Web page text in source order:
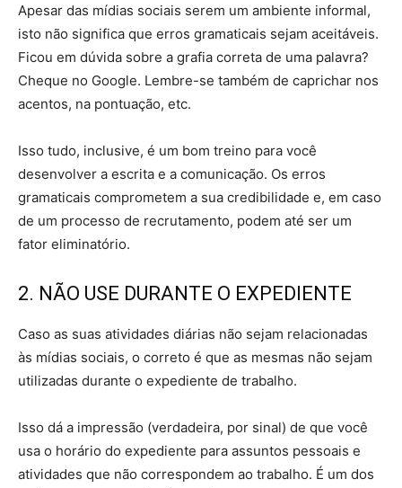
Apesar das mídias sociais serem um ambiente informal,
isto não significa que erros gramaticais sejam aceitáveis.
Ficou em dúvida sobre a grafia correta de uma palavra?
Cheque no Google. Lembre-se também de caprichar nos
acentos, na pontuação, etc.
Isso tudo, inclusive, é um bom treino para você
desenvolver a escrita e a comunicação. Os erros
gramaticais comprometem a sua credibilidade e, em caso
de um processo de recrutamento, podem até ser um
fator eliminatório.
2. NÃO USE DURANTE O EXPEDIENTE
Caso as suas atividades diárias não sejam relacionadas
às mídias sociais, o correto é que as mesmas não sejam
utilizadas durante o expediente de trabalho.
Isso dá a impressão (verdadeira, por sinal) de que você
usa o horário do expediente para assuntos pessoais e
atividades que não correspondem ao trabalho. É um dos